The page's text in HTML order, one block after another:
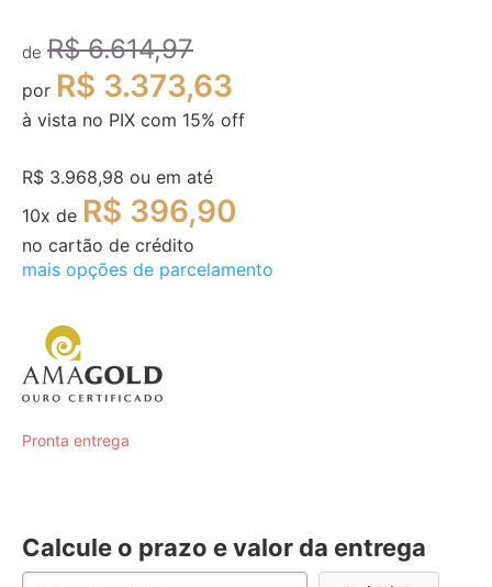
imagens
de R$ 6.614,97
por R$ 3.373,63
à vista no PIX com 15% off
R$ 3.968,98 ou em até
10x de R$ 396,90
no cartão de crédito
mais opções de parcelamento
Pronta entrega
Calcule o prazo e valor da entrega